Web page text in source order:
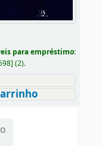
para empréstimo:
] (2).